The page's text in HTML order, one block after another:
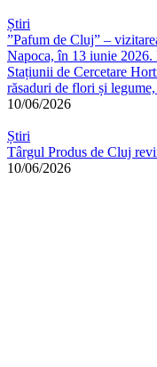
Știri
”Pafum de Cluj” –
Napoca, în 13 iunie 2026.
Stațiunii de Cercetare
răsaduri de flori și
10/06/2026
Știri
Târgul Produs de Cluj
10/06/2026